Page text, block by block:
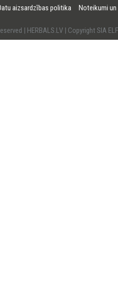
aizsardzības politika Noteikumi
| HERBALS.LV | Copyright SIA